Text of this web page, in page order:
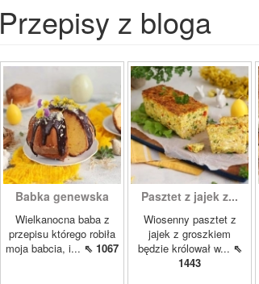
Przepisy z bloga
Babka genewska
Wielkanocna baba z
przepisu którego robiła
moja babcia, i... ⇖ 1067
Pasztet z jajek z...
Wiosenny pasztet z
jajek z groszkiem
będzie królował w... ⇖
1443